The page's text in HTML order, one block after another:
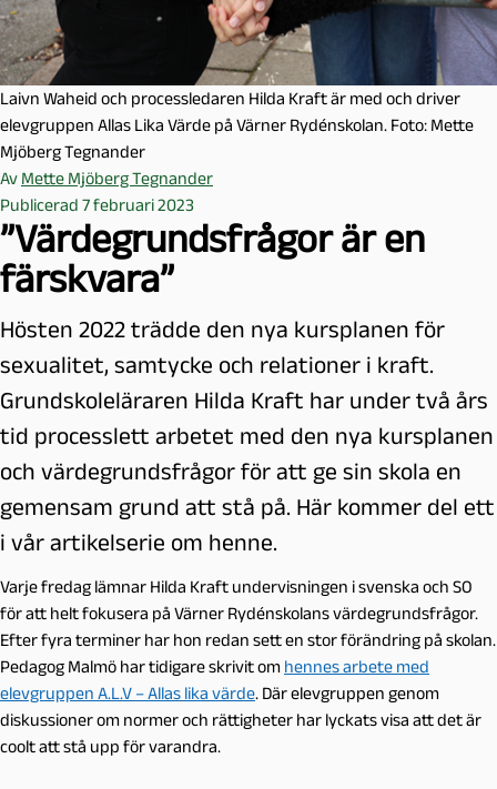
Laivn Waheid och processledaren Hilda Kraft är med och driver
elevgruppen Allas Lika Värde på Värner Rydénskolan. Foto: Mette
Mjöberg Tegnander
Av Mette Mjöberg Tegnander
Publicerad 7 februari 2023
”Värdegrundsfrågor är en
färskvara”
Hösten 2022 trädde den nya kursplanen för
sexualitet, samtycke och relationer i kraft.
Grundskoleläraren Hilda Kraft har under två års
tid processlett arbetet med den nya kursplanen
och värdegrundsfrågor för att ge sin skola en
gemensam grund att stå på. Här kommer del ett
i vår artikelserie om henne.
Varje fredag lämnar Hilda Kraft undervisningen i svenska och SO
för att helt fokusera på Värner Rydénskolans värdegrundsfrågor.
Efter fyra terminer har hon redan sett en stor förändring på skolan.
Pedagog Malmö har tidigare skrivit om hennes arbete med
elevgruppen A.L.V – Allas lika värde. Där elevgruppen genom
diskussioner om normer och rättigheter har lyckats visa att det är
coolt att stå upp för varandra.